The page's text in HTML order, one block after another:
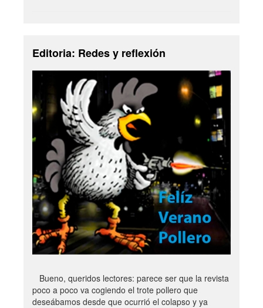
Editoria: Redes y reflexión
Bueno, queridos lectores: parece ser que la revista
poco a poco va cogiendo el trote pollero que
deseábamos desde que ocurrió el colapso y ya